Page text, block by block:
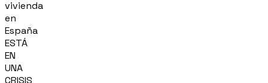
vivienda
en
España
ESTÁ
EN
UNA
CRISIS